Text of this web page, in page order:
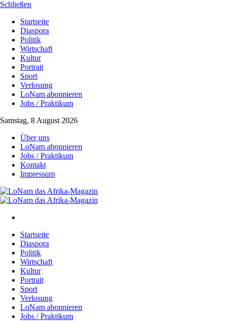
Schließen
Startseite
Diaspora
Politik
Wirtschaft
Kultur
Portrait
Sport
Verlosung
LoNam abonnieren
Jobs / Praktikum
Samstag, 8 August 2026
Über uns
LoNam abonnieren
Jobs / Praktikum
Kontakt
Impressum
Startseite
Diaspora
Politik
Wirtschaft
Kultur
Portrait
Sport
Verlosung
LoNam abonnieren
Jobs / Praktikum